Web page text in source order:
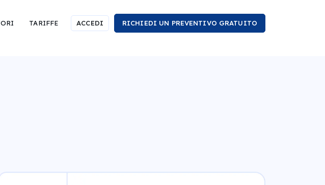
TARIFFE ACCEDI RICHIEDI UN PREVENTIVO GRATUITO